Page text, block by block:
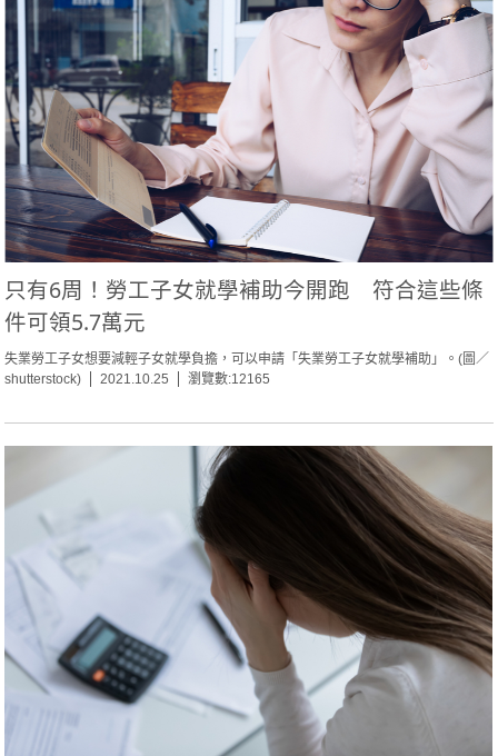
只有6周！勞工子女就學補助今開跑 符合這些條
件可領5.7萬元
失業勞工子女想要減輕子女就學負擔，可以申請「失業勞工子女就學補助」。(圖／
shutterstock)
2021.10.25 瀏覽數:12165